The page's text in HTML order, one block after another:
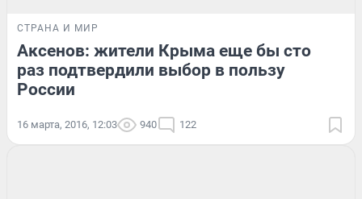
СТРАНА И МИР
Аксенов: жители Крыма еще бы сто
раз подтвердили выбор в пользу
России
16 марта, 2016, 12:03 940 122